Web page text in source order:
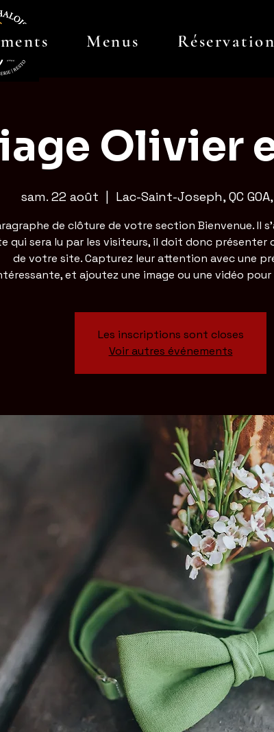
Menus
Olivier
sam. 22 août Lac-Saint-Joseph, QC
de clôture de votre section Bienvenue. Il
qui sera lu par les visiteurs, il doit donc présenter
de votre site. Capturez leur attention avec une
et ajoutez une image ou une vidéo
Les inscriptions sont closes
Voir autres événements